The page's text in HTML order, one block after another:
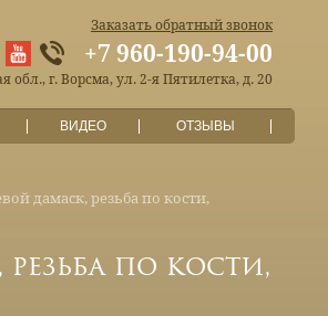
Заказать обратный звонок
+7 960-190-94-00
обл., г. Ворсма, ул. 2-я Пятилетка, д. 20
ВИДЕО ОТЗЫВЫ
дамаск, резьба по кости,
по кости,